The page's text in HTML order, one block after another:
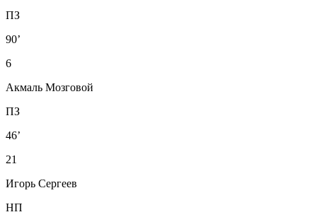
ПЗ
90’
6
Акмаль Мозговой
ПЗ
46’
21
Игорь Сергеев
НП